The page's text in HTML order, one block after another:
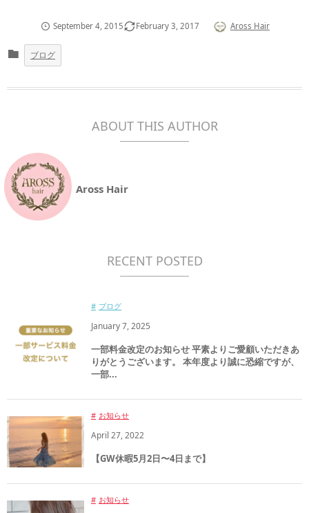
September 4, 2015 February 3, 2017 Aross Hair
ブログ
ABOUT THIS AUTHOR
Aross Hair
RECENT POSTED
ブログ
January7,2025
一部料金改定のお知らせ 平素よりご愛顧いただきあ
りがとうございます。 本年度より誠に恐縮ですが、
一部...
お知らせ
April 27,2022
【GW休暇5月2日〜4日まで】
お知らせ